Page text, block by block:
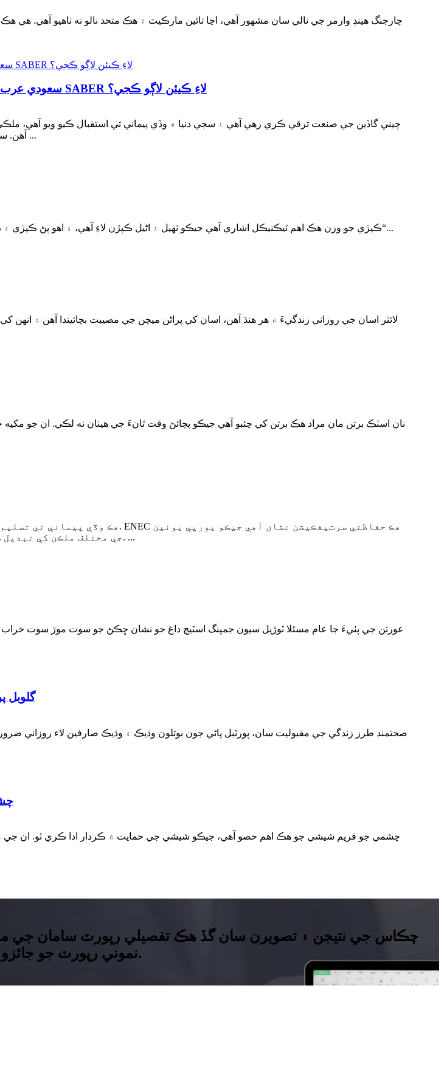
سعودي عرب ڏانهن گاڏين جا حصا جهڙوڪ بريڪ پيڊ ۽ فلٽر ڪارٽريز برآمد ڪرڻ لاءِ SABER لاءِ ڪيئن لاڳو ڪجي؟
چيني گاڏين جي صنعت ترقي ڪري رهي آهي ۽ سڄي دنيا ۾ وڏي پيماني تي استقبال ڪيو ويو آهي،
آهن. سعودي عرب ڏانهن برآمد ٿيندڙ واپاري مصنوعات ۾، آٽو پارٽس پڻ هڪ اهم قسم آهن ...
ڪپڙي جو وزن هڪ اهم ٽيڪنيڪل اشاري آهي جيڪو ٺهيل ۽ اڻيل ڪپڙن لاءِ آهي، ۽ اهو پڻ ڪپڙي ۽ ڪپڙن جي چڪاس لاءِ هڪ بنيادي گهرج آهي. 1. گرامج ڇا آهي ٽيڪسٽائيل جو ”گرام“...
لائٽر اسان جي روزاني زندگيءَ ۾ هر هنڌ آهن، اسان کي پراڻن ميچن جي مصيبت بچائيندا آهن ۽ انهن
نان اسٽڪ برتن مان مراد هڪ برتن کي چئبو آهي جيڪو پچائڻ وقت ٿانءَ جي هيٺان نه لڪي. ان جو
جي مختلف ملڪن کي تبديل ڪري سگهي ٿو يورپي اليڪٽرانڪ، برقي ۽ جزو جي پيداوار جي صنعت ۾. ...
عورتن جي پٺيءَ جا عام مسئلا ٽوڙيل سيون جمپنگ اسٽيچ داغ جو نشان ڇڪڻ جو سوت موڙ سوت خراب
گلوبل
صحتمند طرز زندگي جي مقبوليت سان، پورٽبل پاڻي جون بوتلون وڌيڪ ۽ وڌيڪ صارفين لاء روزاني
چڪاس جي نتيجن ۽ تصويرن سان گڏ هڪ تفصيلي رپورٽ سامان جي
وڃي. توهان جي دلچسپي جي پيداوار سان لاڳاپيل TTSQC نموني رپورٽ جو جائزو وٺو.